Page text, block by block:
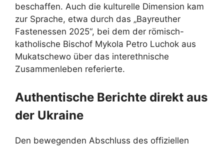
beschaffen. Auch die kulturelle Dimension kam
zur Sprache, etwa durch das „Bayreuther
Fastenessen 2025“, bei dem der römisch-
katholische Bischof Mykola Petro Luchok aus
Mukatschewo über das interethnische
Zusammenleben referierte.
Authentische Berichte direkt aus
der Ukraine
Den bewegenden Abschluss des offiziellen